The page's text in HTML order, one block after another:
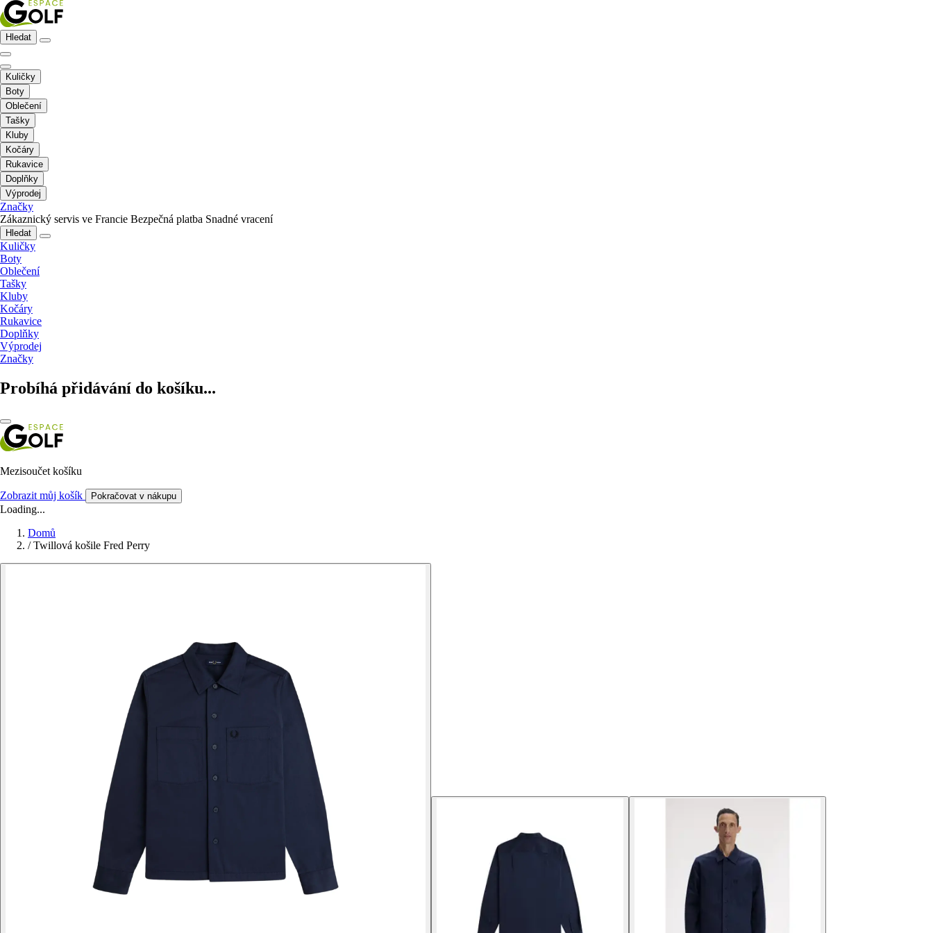
Hledat
Kuličky
Boty
Oblečení
Tašky
Kluby
Kočáry
Rukavice
Doplňky
Výprodej
Značky
Zákaznický servis ve Francie Bezpečná platba Snadné vracení
Hledat
Kuličky
Boty
Oblečení
Tašky
Kluby
Kočáry
Rukavice
Doplňky
Výprodej
Značky
Probíhá přidávání do košíku...
Mezisoučet košíku
Zobrazit můj košík Pokračovat v nákupu
Loading...
Domů
/ Twillová košile Fred Perry